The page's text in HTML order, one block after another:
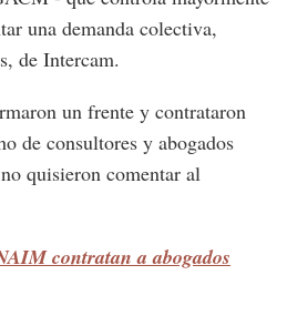
una demanda colectiva,
de Intercam.
un frente y contrataron
de consultores y abogados
quisieron comentar al
contratan a abogados